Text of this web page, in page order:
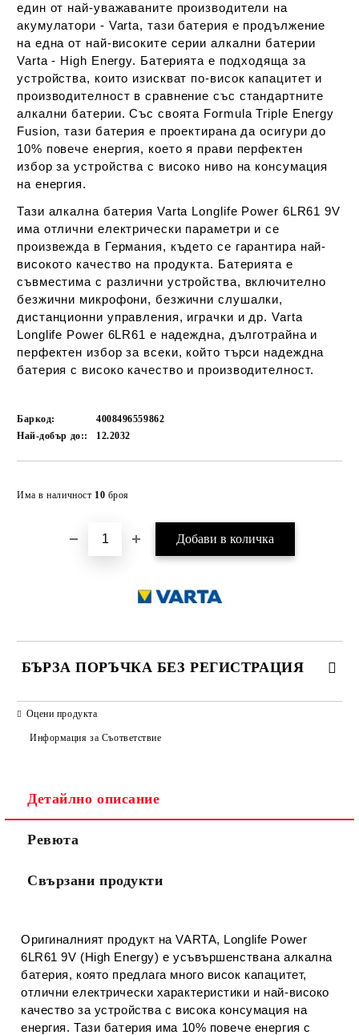
един от най-уважаваните производители на
акумулатори - Varta, тази батерия е продължение
на една от най-високите серии алкални батерии
Varta - High Energy. Батерията е подходяща за
устройства, които изискват по-висок капацитет и
производителност в сравнение със стандартните
алкални батерии. Със своята Formula Triple Energy
Fusion, тази батерия е проектирана да осигури до
10% повече енергия, което я прави перфектен
избор за устройства с високо ниво на консумация
на енергия.
Тази алкална батерия Varta Longlife Power 6LR61 9V
има отлични електрически параметри и се
произвежда в Германия, където се гарантира най-
високото качество на продукта. Батерията е
съвместима с различни устройства, включително
безжични микрофони, безжични слушалки,
дистанционни управления, играчки и др. Varta
Longlife Power 6LR61 е надеждна, дълготрайна и
перфектен избор за всеки, който търси надеждна
батерия с високо качество и производителност.
Баркод:
4008496559862
Най-добър до::
12.2032
Има в наличност 10 броя
БЪРЗА ПОРЪЧКА БЕЗ РЕГИСТРАЦИЯ
Съгласен съм с
Ние ще се свържем с вас в рамките на работния ден.
Оцени продукта
Информация за Съответствие
Детайлно описание
Ревюта
Свързани продукти
Оригиналният продукт на VARTA, Longlife Power
6LR61 9V (High Energy) е усъвършенствана алкална
батерия, която предлага много висок капацитет,
отлични електрически характеристики и най-високо
качество за устройства с висока консумация на
енергия. Тази батерия има 10% повече енергия с